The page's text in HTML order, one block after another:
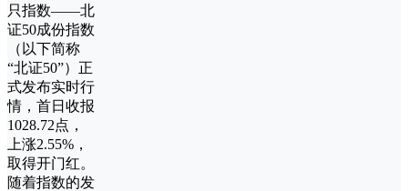
只指数——北
证50成份指数
（以下简称
“北证50”）正
式发布实时行
情，首日收报
1028.72点，
上涨2.55%，
取得开门红。
随着指数的发